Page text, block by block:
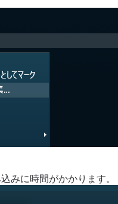
みに時間がかかります。